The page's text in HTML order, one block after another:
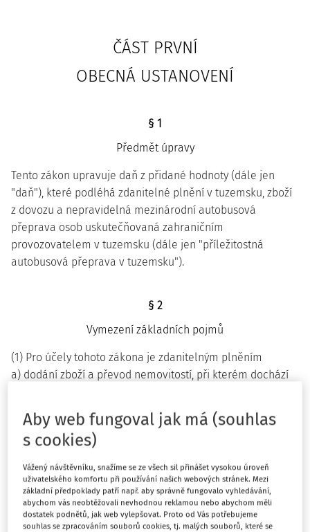
ČÁST PRVNÍ
OBECNÁ USTANOVENÍ
§ 1
Předmět úpravy
Tento zákon upravuje daň z přidané hodnoty (dále jen
"daň"), které podléhá zdanitelné plnění v tuzemsku, zboží
z dovozu a nepravidelná mezinárodní autobusová
přeprava osob uskutečňovaná zahraničním
provozovatelem v tuzemsku (dále jen "příležitostná
autobusová přeprava v tuzemsku").
§ 2
Vymezení základních pojmů
(1) Pro účely tohoto zákona je zdanitelným plněním
a) dodání zboží a převod nemovitostí, při kterém dochází
b) poskytování služeb uskutečněné v tuzemsku při
podnikání,1)a to i v případě, že se jedná o činnost
vykazující všechny znaky podnikání, kromě toho, že je
prováděna podnikatelem, pokud zákon nestanoví jinak.
(2) Pro účely tohoto zákona se rozumí
a) zbožím věci movité, tepelná a elektrická energie, plyn a
voda; za zboží se nepovažují peníze a cenné papíry, pokud
Aby web fungoval jak má (souhlas
s cookies)
Vážený návštěvníku, snažíme se ze všech sil přinášet vysokou úroveň
uživatelského komfortu při používání našich webových stránek. Mezi
základní předpoklady patří např. aby správně fungovalo vyhledávání,
abychom vás neobtěžovali nevhodnou reklamou nebo abychom měli
dostatek podnětů, jak web vylepšovat. Proto od Vás potřebujeme
souhlas se zpracováním souborů cookies, tj. malých souborů, které se